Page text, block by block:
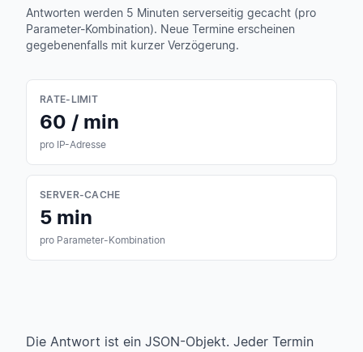
Antworten werden 5 Minuten serverseitig gecacht (pro
Parameter-Kombination). Neue Termine erscheinen
gegebenenfalls mit kurzer Verzögerung.
RATE-LIMIT
60 / min
pro IP-Adresse
SERVER-CACHE
5 min
pro Parameter-Kombination
Die Antwort ist ein JSON-Objekt. Jeder Termin